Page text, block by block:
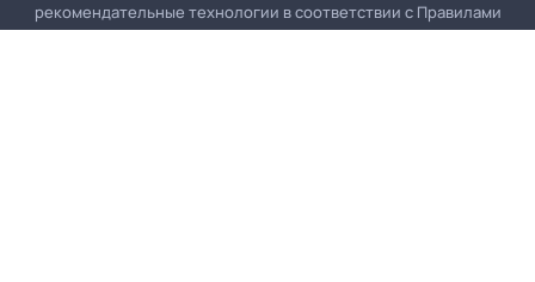
рекомендательные технологии в соответствии с Правилами